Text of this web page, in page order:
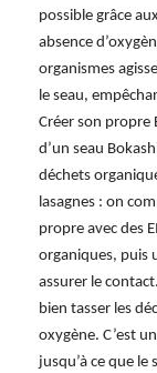
possible grâce
absence
organismes
le seau,
Créer son propre
d’un seau
déchets
lasagnes : on
propre avec des
organiques, puis
assurer le
bien tasser les
oxygène. C’est
jusqu’à ce que le